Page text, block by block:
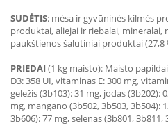
SUDĖTIS: mėsa ir gyvūninės kilmės
produktai, aliejai ir riebalai, mineralai,
paukštienos šalutiniai produktai (27,8
PRIEDAI (1 kg maisto): Maisto
D3: 358 UI, vitaminas E: 300 mg,
geležis (3b103): 31 mg, jodas (3b202):
mg, mangano (3b502, 3b503, 3b504):
3b606): 77 mg, selenas (3b801, 3b811,